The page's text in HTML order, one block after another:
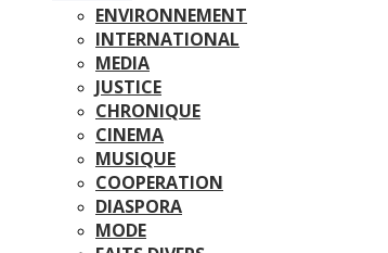
ENVIRONNEMENT
INTERNATIONAL
MEDIA
JUSTICE
CHRONIQUE
CINEMA
MUSIQUE
COOPERATION
DIASPORA
MODE